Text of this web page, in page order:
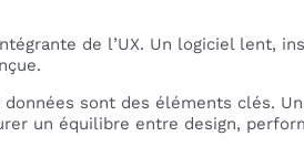
de l’UX. Un logiciel lent,
sont des éléments clés.
un équilibre entre design,